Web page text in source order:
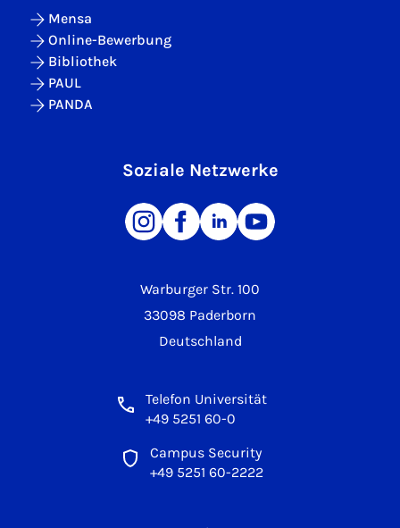
Warburger Str. 100
33098 Paderborn
Deutschland
Telefon Universität
+49 5251 60-0
Campus Security
+49 5251 60-2222
Mensa
Online-Bewerbung
Bibliothek
PAUL
PANDA
Soziale Netzwerke